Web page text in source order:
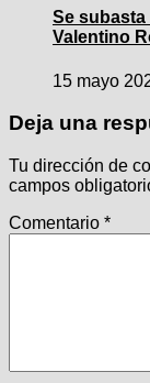
Se
Valentino
15 mayo
Deja una
Tu dirección de
campos
Comentario *